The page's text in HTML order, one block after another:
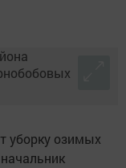
уборку озимых